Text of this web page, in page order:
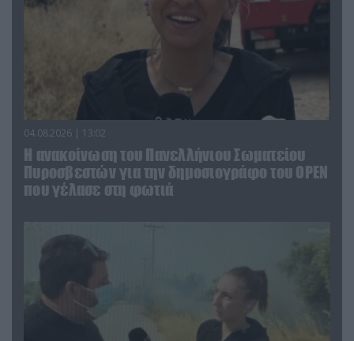
04.08.2026 | 13:02
Η ανακοίνωση του Πανελλήνιου Σωματείου
Πυροσβεστών για την δημοσιογράφο του OPEN
που γέλασε στη φωτιά